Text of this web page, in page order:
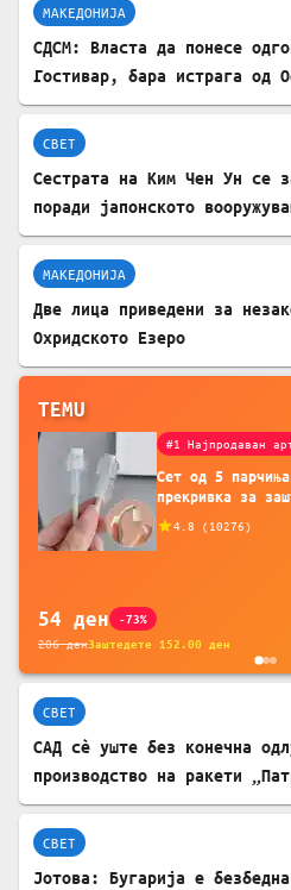
МАКЕДОНИЈА
СДСМ: Власта да понесе
Гостивар, бара истрага од
СВЕТ
Сестрата на Ким Чен Ун се
поради јапонското
МАКЕДОНИЈА
Две лица приведени за
Охридското Езеро
TEMU
#1 Најпродаван
Сет од 5
прекривка за
додатоци за
батерија, за
4.8 ( 10276)
54 ден -73%
206денЗаштедете 152.00 ден
СВЕТ
САД сè уште без конечна
производство на ракети
СВЕТ
Јотова: Бугарија е